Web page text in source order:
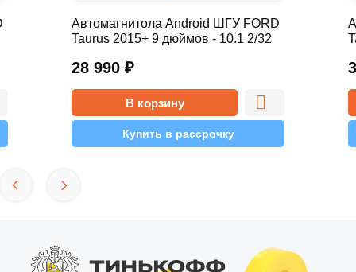
28 990 ₽
Автомагнитола Android ШГУ FORD
Taurus 2015+ 9 дюймов - 10.1 2/32
В корзину
Купить в рассрочку